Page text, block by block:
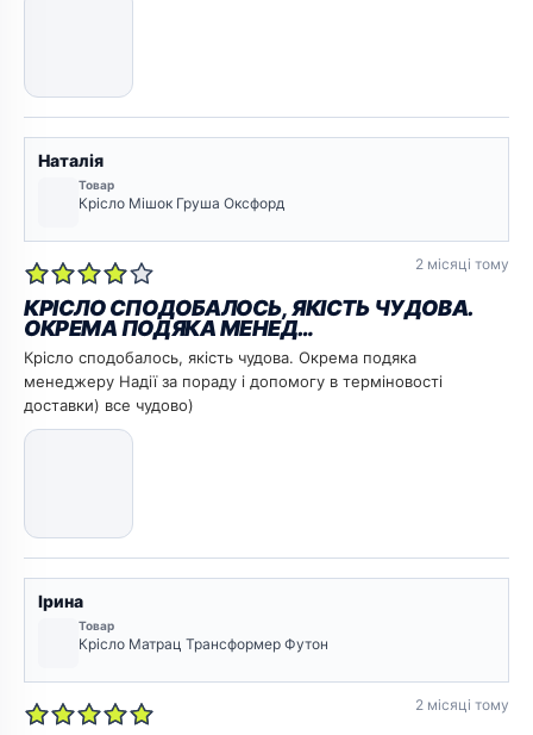
Наталія
Товар
Крісло Мішок Груша Оксфорд
2 місяці тому
КРІСЛО СПОДОБАЛОСЬ, ЯКІСТЬ ЧУДОВА.
ОКРЕМА ПОДЯКА МЕНЕД…
Крісло сподобалось, якість чудова. Окрема подяка
менеджеру Надії за пораду і допомогу в терміновості
доставки) все чудово)
Ірина
Товар
Крісло Матрац Трансформер Футон
2 місяці тому